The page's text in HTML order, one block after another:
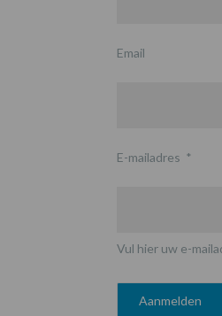
Email
E-mailadres *
Vul hier uw e-